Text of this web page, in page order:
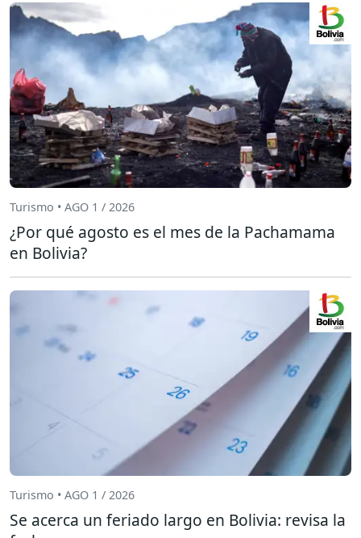
Turismo • AGO 1 / 2026
¿Por qué agosto es el mes de la Pachamama
en Bolivia?
Turismo • AGO 1 / 2026
Se acerca un feriado largo en Bolivia: revisa la